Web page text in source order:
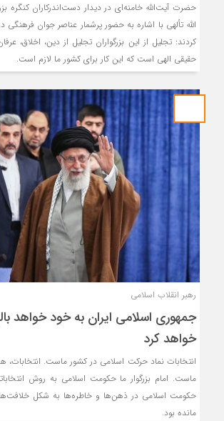
حضرت آیت‌الله خامنه‌ای در دیدار دست‌اندرکاران کنگره
الله تألهی با اشاره به حضور پرشمار عناصر جوان فرهنگی
کردند: تجلیل از این بزرگواران تجلیل از دین، اخلاق،
حقیقی الهی است که این کار برای کشور ما لازم است.
رهبر انقلاب اسلامی
جمهوری اسلامی ایران به خود خواهد
خواهد کرد
انتخابات نماد حرکت اسلامی در کشور ماست. انتخابات،
ماست. امام بزرگوار ما حکومت اسلامی به روش
حکومت اسلامی در ذهن‌ها و خاطره‌ها به شکل
مانده بود.